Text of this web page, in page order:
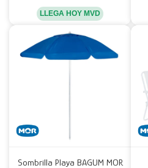
LLEGA HOY MVD
Sombrilla Playa BAGUM MOR